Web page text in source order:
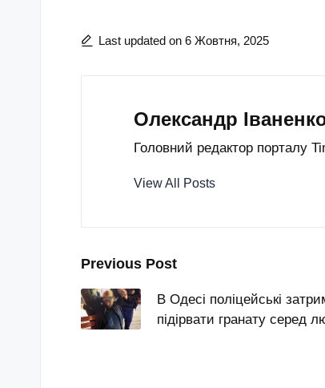
Last updated on 6 Жовтня, 2025
Олександр
Головний редактор порталу
View All Posts
Post
navigation
Previous Post
В Одесі поліцейські
підірвати гранату серед